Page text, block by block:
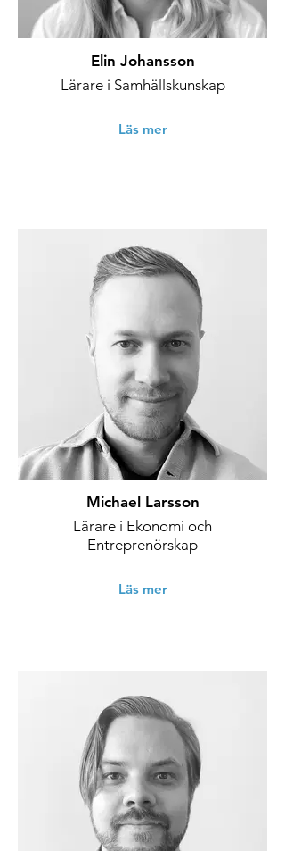
Elin Johansson
Lärare i Samhällskunskap
Läs mer
Michael Larsson
Lärare i Ekonomi och
Entreprenörskap
Läs mer